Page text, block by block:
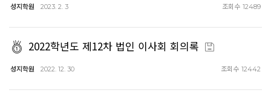
성지학원 2023. 2. 3 조회수 12489
2022학년도 제12차 법인 이사회 회의록
성지학원 2022. 12. 30 조회수 12442